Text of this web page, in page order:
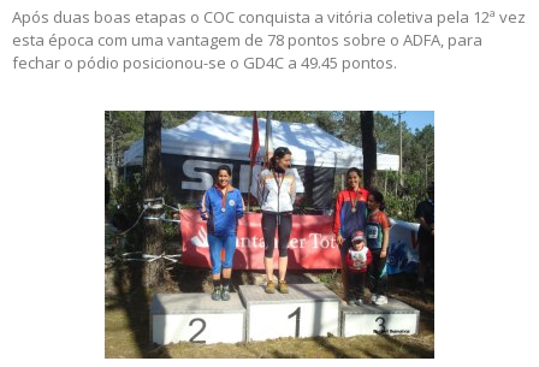
Após duas boas etapas o COC conquista a vitória coletiva pela 12ª vez
esta época com uma vantagem de 78 pontos sobre o ADFA, para
fechar o pódio posicionou-se o GD4C a 49.45 pontos.